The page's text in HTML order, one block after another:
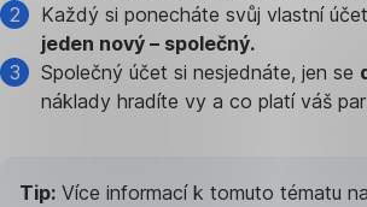
Každý si ponecháte svůj vlastní
jeden nový – společný.
Společný účet si nesjednáte, jen se
náklady hradíte vy a co platí váš
Tip: Více informací k tomuto tématu